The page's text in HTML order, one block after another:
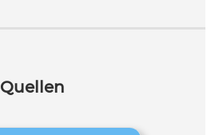
Quellen